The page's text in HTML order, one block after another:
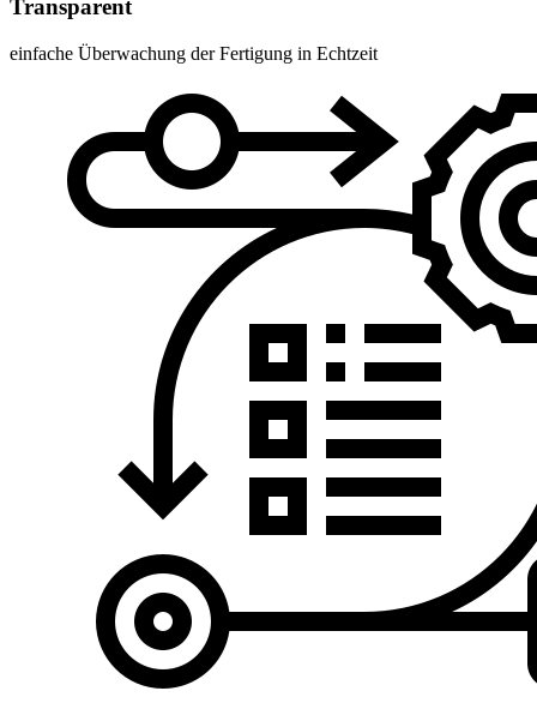
Transparent
einfache Überwachung der Fertigung in Echtzeit